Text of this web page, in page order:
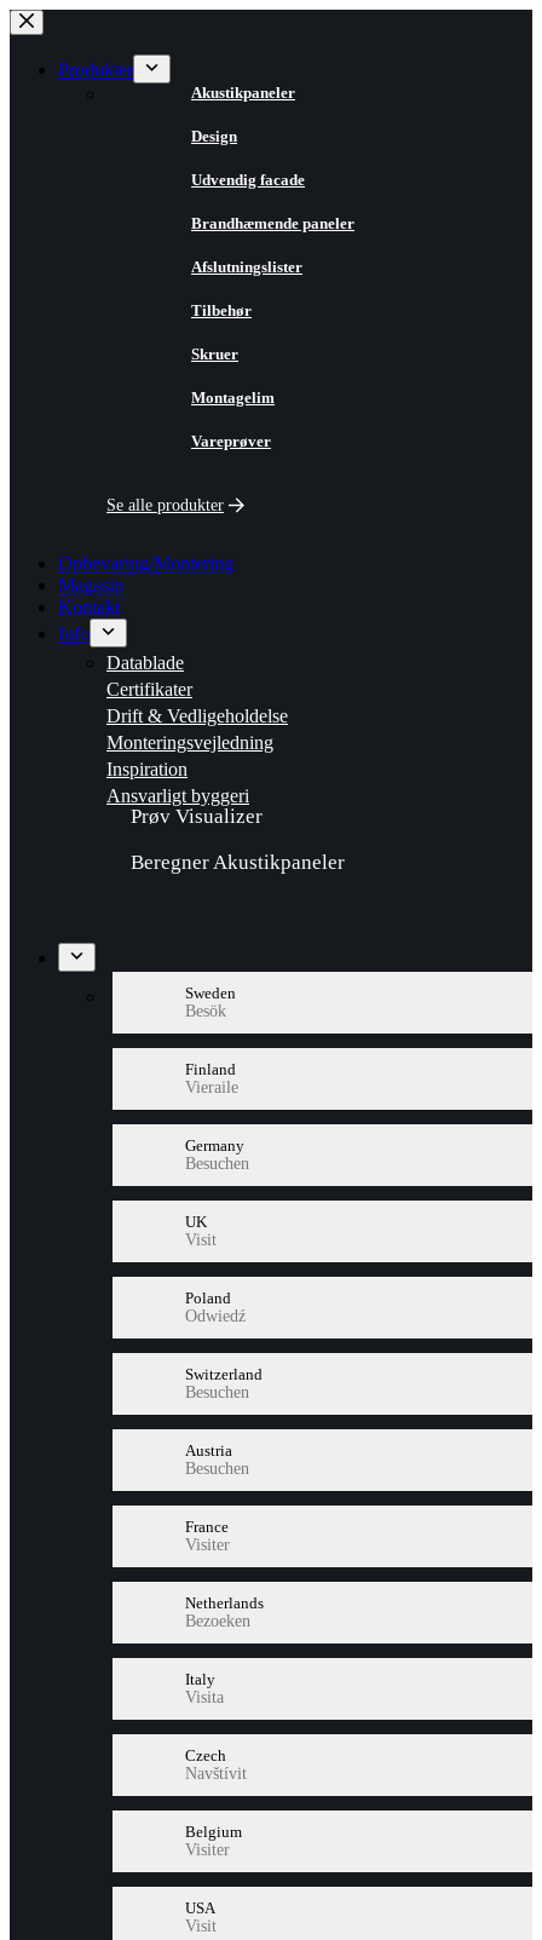
Fortsæt
til
indholdProdukter
Akustikpaneler
Design
Udvendig facade
Brandhæmende paneler
Afslutningslister
Tilbehør
Skruer
Montagelim
Vareprøver
Se alle produkter
Opbevaring/Montering
Magasin
Kontakt
Info
Datablade
Certifikater
Drift & Vedligeholdelse
Monteringsvejledning
Inspiration
Ansvarligt byggeri
Prøv Visualizer
Beregner Akustikpaneler
Sweden
Besök
Finland
Vieraile
Germany
Besuchen
UK
Visit
Poland
Odwiedź
Switzerland
Besuchen
Austria
Besuchen
France
Visiter
Netherlands
Bezoeken
Italy
Visita
Czech
Navštívit
Belgium
Visiter
USA
Visit